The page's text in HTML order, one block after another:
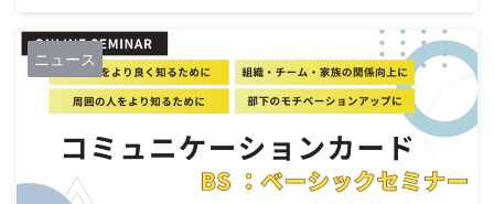
提供に活用できます。 定期的に開催致する予定ですが、具体的
な日程などは、「コミュニケーションカード」ページで都度ご確
認ください。 資格体系が変更されました さて、コミュニケーシ
ョンカード活用推進協会が発表した通り、コミュ ...
ニュース